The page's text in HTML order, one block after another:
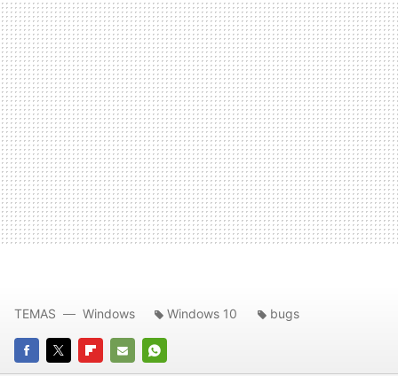
TEMAS Windows Windows 10 bugs